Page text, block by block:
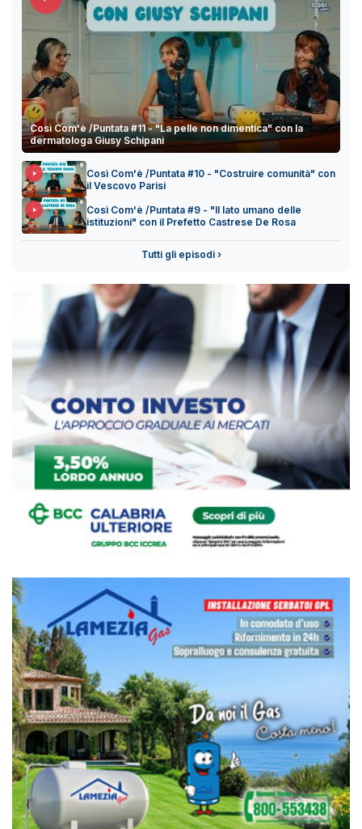
Così Com'è /Puntata #11 - "La pelle non dimentica" con la
dermatologa Giusy Schipani
Così Com'è /Puntata #10 - "Costruire comunità" con
il Vescovo Parisi
Così Com'è /Puntata #9 - "Il lato umano delle
istituzioni" con il Prefetto Castrese De Rosa
Tutti gli episodi ›